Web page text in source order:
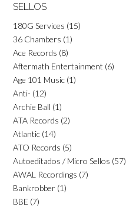
SELLOS
180G Services (15)
36 Chambers (1)
Ace Records (8)
Aftermath Entertainment (6)
Age 101 Music (1)
Anti- (12)
Archie Ball (1)
ATA Records (2)
Atlantic (14)
ATO Records (5)
Autoeditados / Micro Sellos (57)
AWAL Recordings (7)
Bankrobber (1)
BBE (7)